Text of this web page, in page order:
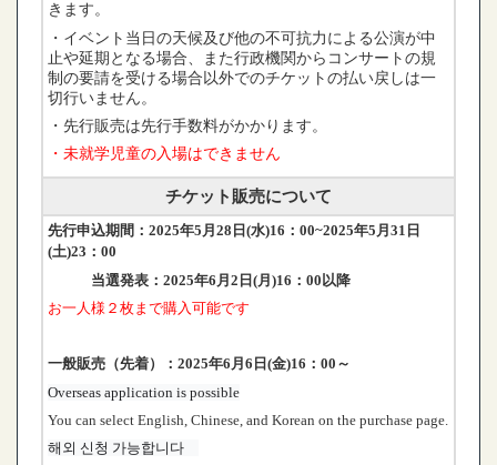
きます。
・イベント当日の天候及び他の不可抗力による公演が中
止や延期となる場合、また行政機関からコンサートの規
制の要請を受ける場合以外でのチケットの払い戻しは一
切行いません。
・先行販売は先行手数料がかかります。
・未就学児童の入場はできません
チケット販売について
先行申込期間：2025年5月28日(水)16：00~2025年5月31日
(土)23：00
当選発表：2025年6月2日(月)16：00以降
お一人様２ 枚まで購入可能です
一般販売（先着）：2025年6月6日(金)16：00～
Overseas application is possible
You can select English, Chinese, and Korean on the purchase page.
해외 신청 가능합니다